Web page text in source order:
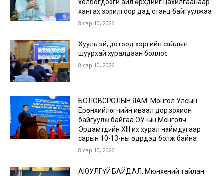
холбогдоогүй айл өрхүүдийг цахилгаанаар
хангах зорилгоор дэд станц байгуулжээ
8 сар 10, 2026
Хууль зүй, дотоод хэргийн сайдын
шуурхай хуралдаан боллоо
8 сар 10, 2026
БОЛОВСРОЛЫН ЯАМ: Монгол Улсын
Ерөнхийлөгчийн ивээл дор зохион
байгуулж байгаа ОУ-ын Монголч
Эрдэмтдийн XIII их хурал наймдугаар
сарын 10-13-ны өдрүүдэд болж байна
8 сар 10, 2026
АЮУЛГҮЙ БАЙДАЛ: Мюнхений тайлан: